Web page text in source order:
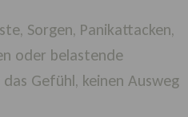
Sorgen, Panikattacken,
oder belastende
Gefühl, keinen Ausweg